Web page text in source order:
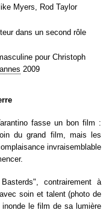
Myers, Rod Taylor
dans un second rôle
pour Christoph
2009
fasse un bon film :
du grand film, mais les
invraisemblable
contrairement à
soin et talent (photo de
inonde le film de sa lumière